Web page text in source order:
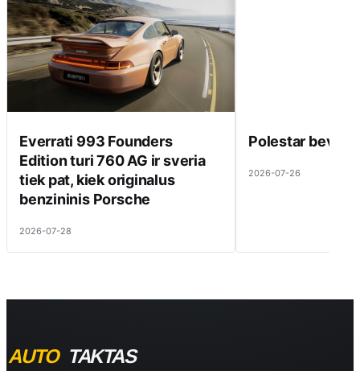
Everrati 993 Founders
Edition turi 760 AG ir sveria
tiek pat, kiek originalus
benzininis Porsche
2026-07-28
Polestar beveik
2026-07-26